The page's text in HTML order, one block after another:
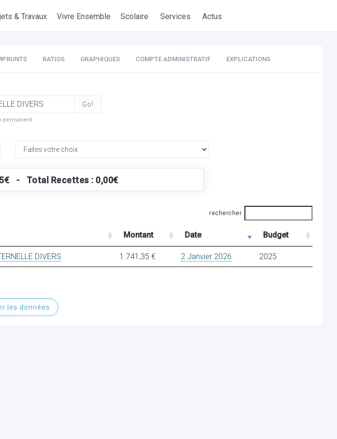
& Travaux Vivre Ensemble Scolaire Services Actus
RATIOS GRAPHIQUES COMPTE ADMINISTRATIF EXPLICATIONS
Go!
permanent
- Total Recettes : 0,00€
rechercher
Montant Date Budget
DIVERS 1.741,35 € 2 Janvier 2026 2025
les données